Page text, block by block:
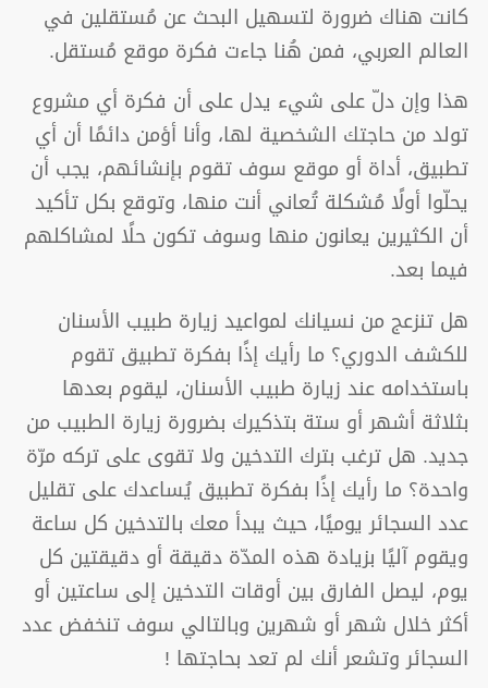
كانت هناك ضرورة لتسهيل البحث عن مُستقلين في
العالم العربي، فمن هُنا جاءت فكرة موقع مُستقل.
هذا وإن دلّ على شيء يدل على أن فكرة أي مشروع
تولد من حاجتك الشخصية لها، وأنا أؤمن دائمًا أن أي
تطبيق، أداة أو موقع سوف تقوم بإنشائهم، يجب أن
يحلّوا أولًا مُشكلة تُعاني أنت منها، وتوقع بكل تأكيد
أن الكثيرين يعانون منها وسوف تكون حلًا لمشاكلهم
فيما بعد.
هل تنزعج من نسيانك لمواعيد زيارة طبيب الأسنان
للكشف الدوري؟ ما رأيك إذًا بفكرة تطبيق تقوم
باستخدامه عند زيارة طبيب الأسنان، ليقوم بعدها
بثلاثة أشهر أو ستة بتذكيرك بضرورة زيارة الطبيب من
جديد. هل ترغب بترك التدخين ولا تقوى على تركه مرّة
واحدة؟ ما رأيك إذًا بفكرة تطبيق يُساعدك على تقليل
عدد السجائر يوميًا، حيث يبدأ معك بالتدخين كل ساعة
ويقوم آليًا بزيادة هذه المدّة دقيقة أو دقيقتين كل
يوم، ليصل الفارق بين أوقات التدخين إلى ساعتين أو
أكثر خلال شهر أو شهرين وبالتالي سوف تنخفض عدد
السجائر وتشعر أنك لم تعد بحاجتها !